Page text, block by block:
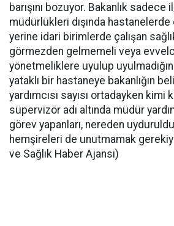
barışını bozuyor. Bakanlık sadece
müdürlükleri dışında
yerine idari birimlerde çalışan
görmezden gelmemeli veya
yönetmeliklere uyulup
yataklı bir hastaneye bakanlığın
yardımcısı sayısı ortadayken kimi
süpervizör adı altında müdür
görev yapanları, nereden
hemşireleri de unutmamak
ve Sağlık Haber Ajansı)